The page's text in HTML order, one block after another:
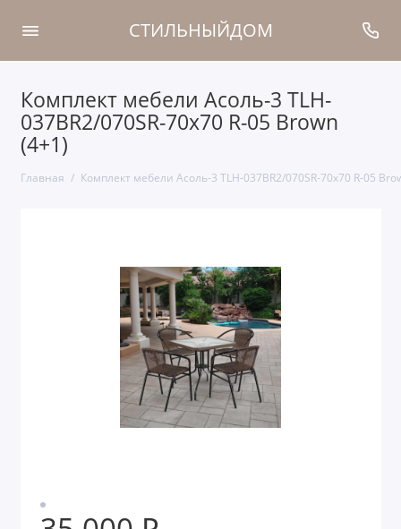
СТИЛЬНЫЙДОМ
Комплект мебели Асоль-3 TLH-
037BR2/070SR-70х70 R-05 Brown
(4+1)
Главная Комплект мебели Асоль-3 TLH-037BR2/070SR-70х70 R-05